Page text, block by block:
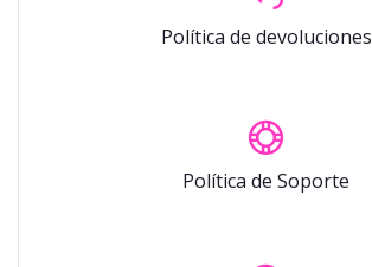
Política de devoluciones
Política de Soporte